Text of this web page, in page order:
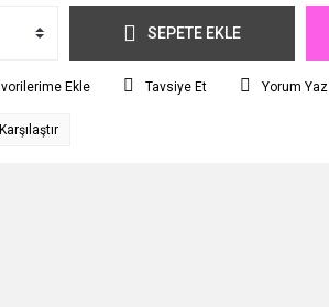
SEPETE EKLE
Tavsiye Et Yorum Yaz
Karşılaştır